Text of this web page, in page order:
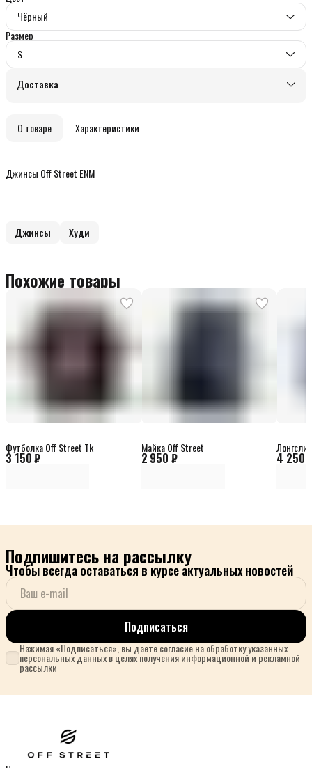
Чёрный
Размер
S
Доставка
О товаре Характеристики
Джинсы Off Street ENM
Джинсы Худи
Похожие товары
3 150 ₽
Футболка Off Street Tk
2 950 ₽
Майка Off Street
4 250
Подпишитесь на рассылку
Чтобы всегда оставаться в курсе актуальных новостей
Подписаться
Нажимая «Подписаться», вы даете согласие на обработку указанных
персональных данных в целях получения информационной и рекламной
рассылки